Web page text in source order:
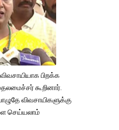
பிறக்க
கூறினார்.
விவசாயிகளுக்கு
செய்யலாம்